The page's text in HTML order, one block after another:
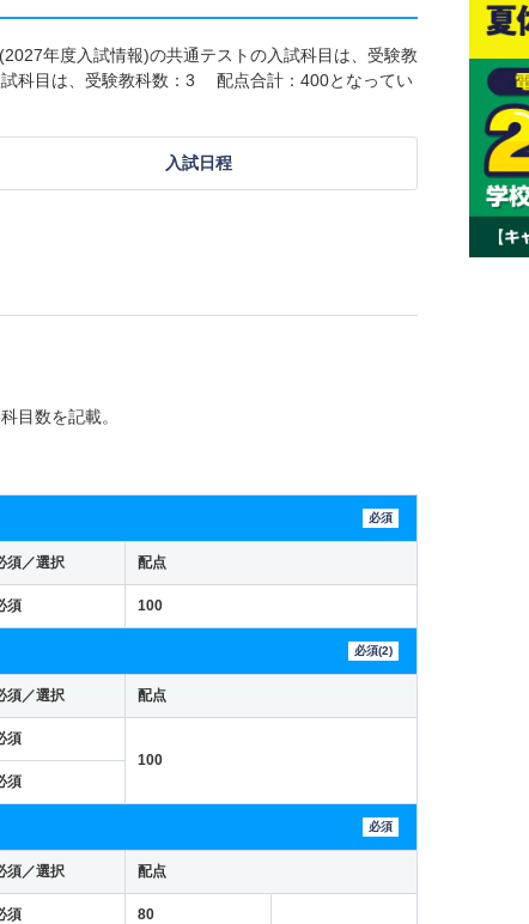
年度入試情報)の共通テストの入試科目は、受験教
目は、受験教科数：3 配点合計：400となってい
入試日程
目数を記載。
必須
須／選択 配点
須 100
必須(2)
須／選択 配点
須
100
須
必須
須／選択 配点
須
80